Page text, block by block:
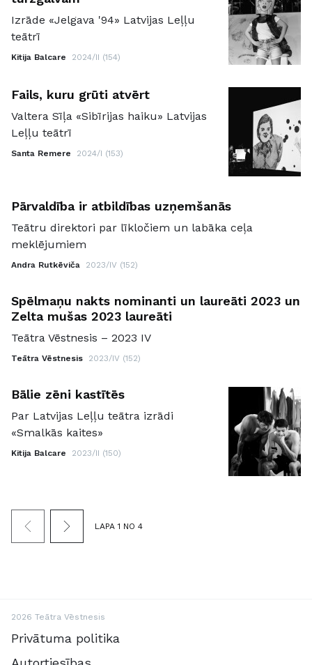
Izrāde «Jelgava '94» Latvijas Leļļu
teātrī
Kitija Balcare 2024/II (154)
Fails, kuru grūti atvērt
Valtera Sīļa «Sibīrijas haiku» Latvijas
Leļļu teātrī
Santa Remere 2024/I (153)
Pārvaldība ir atbildības uzņemšanās
Teātru direktori par līkločiem un labāka ceļa
meklējumiem
Andra Rutkēviča 2023/IV (152)
Spēlmaņu nakts nominanti un laureāti 2023 un
Zelta mušas 2023 laureāti
Teātra Vēstnesis – 2023 IV
Teātra Vēstnesis 2023/IV (152)
Bālie zēni kastītēs
Par Latvijas Leļļu teātra izrādi
«Smalkās kaites»
Kitija Balcare 2023/II (150)
LAPA 1 NO 4
2026 Teātra Vēstnesis
Privātuma politika